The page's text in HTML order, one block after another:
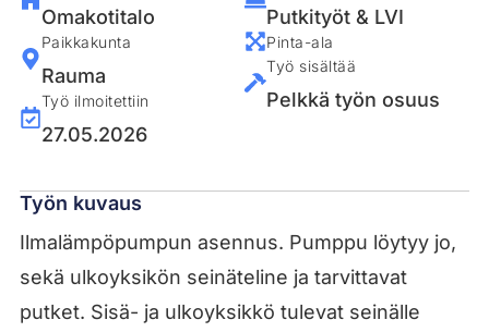
Omakotitalo
Paikkakunta
Rauma
Työ ilmoitettiin
27.05.2026
Putkityöt & LVI
Pinta-ala
Työ sisältää
Pelkkä työn osuus
Työn kuvaus
Ilmalämpöpumpun asennus. Pumppu löytyy jo,
sekä ulkoyksikön seinäteline ja tarvittavat
putket. Sisä- ja ulkoyksikkö tulevat seinälle